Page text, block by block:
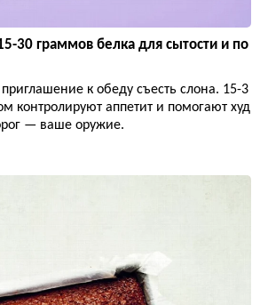
30 граммов белка для сытости и по
к обеду съесть слона. 15-3
контролируют аппетит и помогают худ
— ваше оружие.